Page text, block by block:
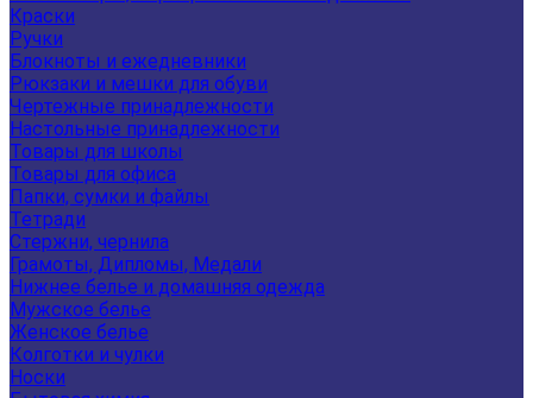
Краски
Ручки
Блокноты и ежедневники
Рюкзаки и мешки для обуви
Чертежные принадлежности
Настольные принадлежности
Товары для школы
Товары для офиса
Папки, сумки и файлы
Тетради
Стержни, чернила
Грамоты, Дипломы, Медали
Нижнее белье и домашняя одежда
Мужское белье
Женское белье
Колготки и чулки
Носки